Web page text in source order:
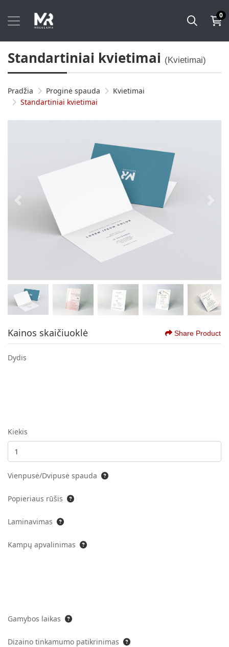
0
Standartiniai kvietimai (Kvietimai)
Pradžia Proginė spauda
Kvietimai
Standartiniai kvietimai
Kainos skaičiuoklė Share Product
Dydis
Kiekis
Vienpusė/Dvipusė spauda
Popieriaus rūšis
Laminavimas
Kampų apvalinimas
Gamybos laikas
Dizaino tinkamumo patikrinimas